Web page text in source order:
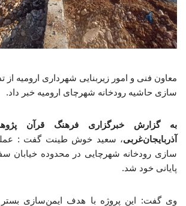
معاون فنی و امور زیربنایی شهرداری ارومیه
سازی حاشیه رودخانه شهرچای ارومیه خبر داد.
به گزارش خبرگزاری فرهنگ قرآن
آذربایجان‌غربی، سعید خوش طینت گفت :
سازی رودخانه شهرچایی در محدوده خیابان
پایانی خود شد.
وی گفت: این پروژه با هدف ایمن‌سازی بستر